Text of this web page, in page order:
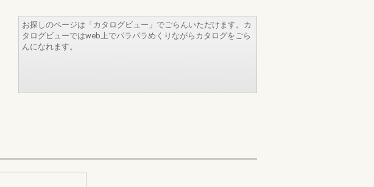
お探しのページは「カタログビュー」でごらんいただけます。カ
タログビューではweb上でパラパラめくりながらカタログをごら
んになれます。